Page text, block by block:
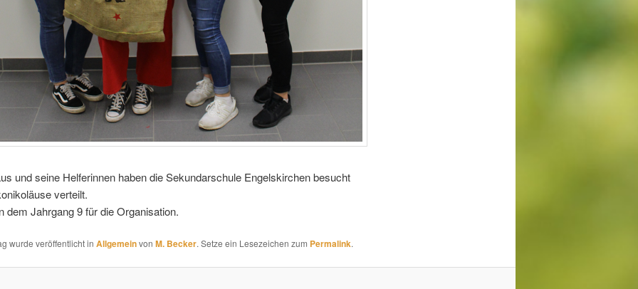
und seine Helferinnen haben die Sekundarschule Engelskirchen besucht
verteilt.
dem Jahrgang 9 für die Organisation.
wurde veröffentlicht in Allgemeinvon M. Becker. Setze ein Lesezeichen zum Permalink.